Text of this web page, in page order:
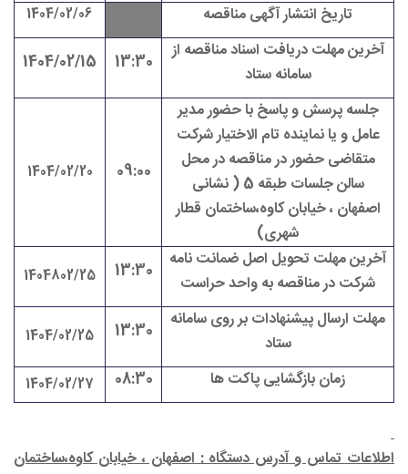
تاریخ انتشار آگهی مناقصه 1404/02/06
آخرین مهلت دریافت اسناد مناقصه از
سامانه ستاد
13:30
1404/02/15
جلسه پرسش و پاسخ با حضور مدیر
عامل و یا نماینده تام الاختیار شرکت
متقاضی حضور در مناقصه در محل
سالن جلسات طبقه 5 ( نشانی
اصفهان ، خیابان کاوه،ساختمان قطار
شهری)
09:00
1404/02/20
آخرین مهلت تحویل اصل ضمانت نامه
شرکت در مناقصه به واحد حراست
13:30
1404802/25
مهلت ارسال پیشنهادات بر روی سامانه
ستاد
13:30
1404/02/25
زمان بازگشایی پاکت ها 08:30
1404/02/27
اطلاعات تماس و آدرس دستگاه : اصفهان ، خیابان کاوه،ساختمان